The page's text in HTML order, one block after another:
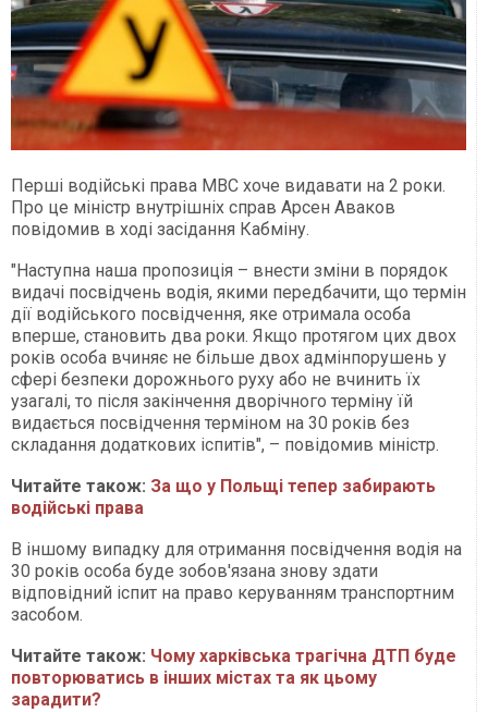
Перші водійські права МВС хоче видавати на 2 роки.
Про це міністр внутрішніх справ Арсен Аваков
повідомив в ході засідання Кабміну.
"Наступна наша пропозиція – внести зміни в порядок
видачі посвідчень водія, якими передбачити, що термін
дії водійського посвідчення, яке отримала особа
вперше, становить два роки. Якщо протягом цих двох
років особа вчиняє не більше двох адмінпорушень у
сфері безпеки дорожнього руху або не вчинить їх
узагалі, то після закінчення дворічного терміну їй
видається посвідчення терміном на 30 років без
складання додаткових іспитів", – повідомив міністр.
Читайте також: За що у Польщі тепер забирають
водійські права
В іншому випадку для отримання посвідчення водія на
30 років особа буде зобов'язана знову здати
відповідний іспит на право керуванням транспортним
засобом.
Читайте також: Чому харківська трагічна ДТП буде
повторюватись в інших містах та як цьому
зарадити?